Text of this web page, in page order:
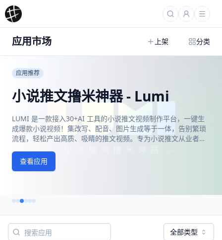
应用市场 上架 分类
应用推荐
小说推文撸米神器 - Lumi
LUMI 是一款接入30+AI 工具的小说推文视频制作平台，一键生
成爆款小说视频！集改写、配音、图片生成等于一体，告别繁琐
流程，轻松产出高质、吸睛的推文视频。专为小说推文从业者与
查看应用
全部类型